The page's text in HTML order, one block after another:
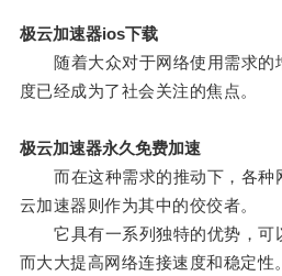
极云加速器ios下载
随着大众对于网络使用需求的
度已经成为了社会关注的焦点。
极云加速器永久免费加速
而在这种需求的推动下，各种
云加速器则作为其中的佼佼者。
它具有一系列独特的优势，可
而大大提高网络连接速度和稳定性。